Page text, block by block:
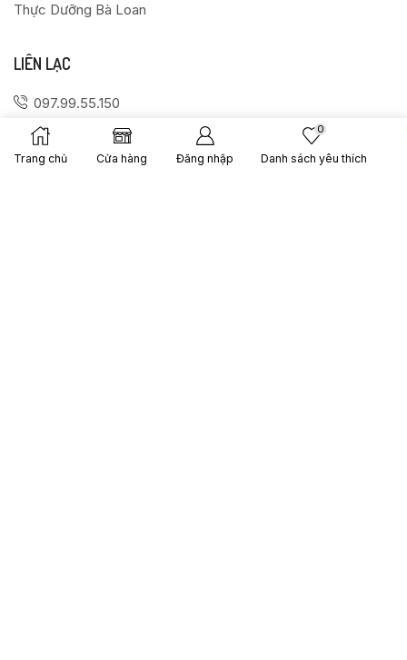
Trang chủ Cửa hàng Đăng nhập
0
Danh sách yêu thích
Thực Dưỡng Bà Loan
LIÊN LẠC
097.99.55.150
0968.671.850
Số 114D1 Ngõ 7 Khuất Duy Tiến, Thanh Xuân, Hà Nội